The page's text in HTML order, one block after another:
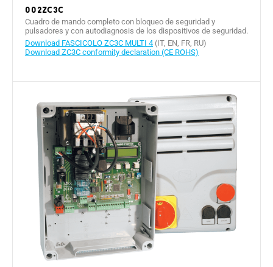
002ZC3C
Cuadro de mando completo con bloqueo de seguridad y
pulsadores y con autodiagnosis de los dispositivos de seguridad.
Download FASCICOLO ZC3C MULTI 4 (IT, EN, FR, RU)
Download ZC3C conformity declaration (CE ROHS)